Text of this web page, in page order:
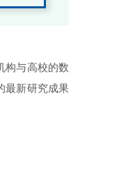
构与高校的数
最新研究成果